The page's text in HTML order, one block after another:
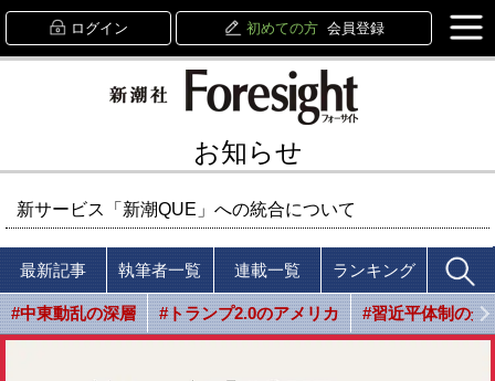
ログイン 初めての方 会員登録
お知らせ
新サービス「新潮QUE」への統合について
最新記事 執筆者一覧 連載一覧 ランキング
#中東動乱の深層 #トランプ2.0のアメリカ #習近平体制の光